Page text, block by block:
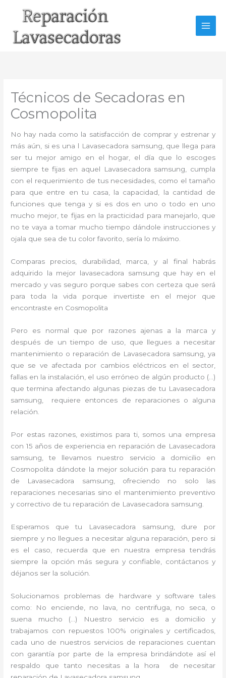
Técnicos de Secadoras en
Cosmopolita
No hay nada como la satisfacción de comprar y estrenar y
más aún, si es una l Lavasecadora samsung, que llega para
ser tu mejor amigo en el hogar, el día que lo escoges
siempre te fijas en aquel Lavasecadora samsung, cumpla
con el requerimiento de tus necesidades, como el tamaño
para que entre en tu casa, la capacidad, la cantidad de
funciones que tenga y si es dos en uno o todo en uno
mucho mejor, te fijas en la practicidad para manejarlo, que
no te vaya a tomar mucho tiempo dándole instrucciones y
ojala que sea de tu color favorito, sería lo máximo.
Comparas precios, durabilidad, marca, y al final habrás
adquirido la mejor lavasecadora samsung que hay en el
mercado y vas seguro porque sabes con certeza que será
para toda la vida porque invertiste en el mejor que
encontraste en Cosmopolita
Pero es normal que por razones ajenas a la marca y
después de un tiempo de uso, que llegues a necesitar
mantenimiento o reparación de Lavasecadora samsung, ya
que se ve afectada por cambios eléctricos en el sector,
fallas en la instalación, el uso erróneo de algún producto (…)
que termina afectando algunas piezas de tu Lavasecadora
samsung, requiere entonces de reparaciones o alguna
relación.
Por estas razones, existimos para ti, somos una empresa
con 15 años de experiencia en reparación de Lavasecadora
samsung, te llevamos nuestro servicio a domicilio en
Cosmopolita dándote la mejor solución para tu reparación
de Lavasecadora samsung, ofreciendo no solo las
reparaciones necesarias sino el mantenimiento preventivo
y correctivo de tu reparación de Lavasecadora samsung.
Esperamos que tu Lavasecadora samsung, dure por
siempre y no llegues a necesitar alguna reparación, pero si
es el caso, recuerda que en nuestra empresa tendrás
siempre la opción más segura y confiable, contáctanos y
déjanos ser la solución.
Solucionamos problemas de hardware y software tales
como: No enciende, no lava, no centrifuga, no seca, o
suena mucho (…) Nuestro servicio es a domicilio y
trabajamos con repuestos 100% originales y certificados,
cada uno de nuestros servicios de reparaciones cuentan
con garantía por parte de la empresa brindándote así el
respaldo que tanto necesitas a la hora de necesitar